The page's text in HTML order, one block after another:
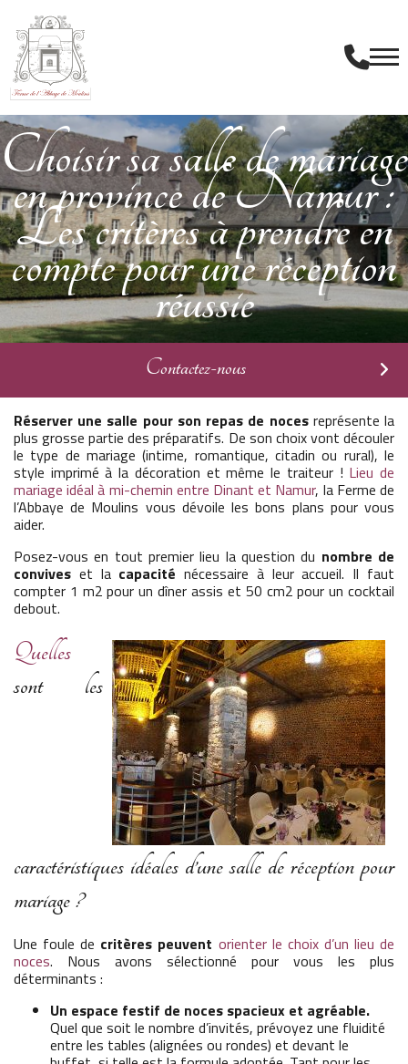
Choisir sa salle de mariage
en province de Namur :
Les critères à prendre en
compte pour une réception
réussie
Contactez-nous
Réserver une salle pour son repas de nocesreprésente la
plus grosse partie des préparatifs. De son choix vont découler
le type de mariage (intime, romantique, citadin ou rural), le
style imprimé à la décoration et même le traiteur ! Lieu de
mariage idéal à mi-chemin entre Dinant et Namur, la Ferme de
l’Abbaye de Moulins vous dévoile les bons plans pour vous
aider.
Posez-vous en tout premier lieu la question du nombre de
conviveset la capacité nécessaire à leur accueil. Il faut
compter 1 m2 pour un dîner assis et 50 cm2 pour un cocktail
debout.
Quelles
sont les
caractéristiques idéales d’une salle de réception pour
mariage ?
Une foule de critères peuvent orienter le choix d’un lieu de
noces. Nous avons sélectionné pour vous les plus
déterminants :
Un espace festif de noces spacieux et agréable.
Quel que soit le nombre d’invités, prévoyez une fluidité
entre les tables (alignées ou rondes) et devant le